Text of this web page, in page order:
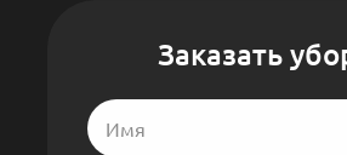
Заказать